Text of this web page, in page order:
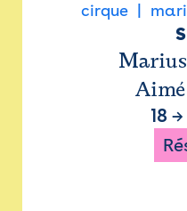
cirque
18 →